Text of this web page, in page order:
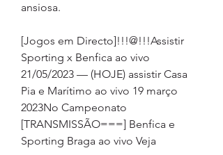
ansiosa.
[Jogos em Directo]!!!@!!!Assistir
Sporting x Benfica ao vivo
21/05/2023 — (HOJE) assistir Casa
Pia e Marítimo ao vivo 19 março
2023No Campeonato
[TRANSMISSÃO===] Benfica e
Sporting Braga ao vivo Veja